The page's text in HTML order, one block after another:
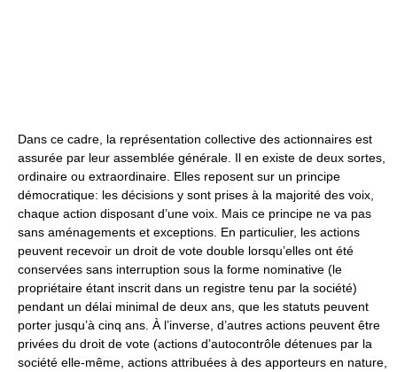
Dans ce cadre, la représentation collective des actionnaires est
assurée par leur assemblée générale. Il en existe de deux sortes,
ordinaire ou extraordinaire. Elles reposent sur un principe
démocratique: les décisions y sont prises à la majorité des voix,
chaque action disposant d’une voix. Mais ce principe ne va pas
sans aménagements et exceptions. En particulier, les actions
peuvent recevoir un droit de vote double lorsqu’elles ont été
conservées sans interruption sous la forme nominative (le
propriétaire étant inscrit dans un registre tenu par la société)
pendant un délai minimal de deux ans, que les statuts peuvent
porter jusqu’à cinq ans. À l’inverse, d’autres actions peuvent être
privées du droit de vote (actions d’autocontrôle détenues par la
société elle-même, actions attribuées à des apporteurs en nature,